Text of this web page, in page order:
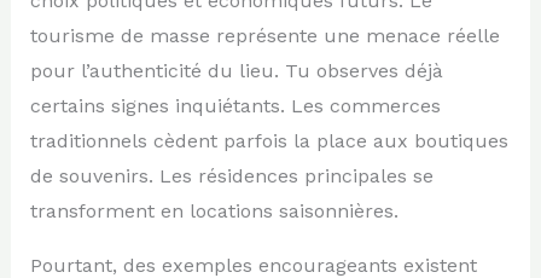
tourisme de masse représente une menace réelle
pour l’authenticité du lieu. Tu observes déjà
certains signes inquiétants. Les commerces
traditionnels cèdent parfois la place aux boutiques
de souvenirs. Les résidences principales se
transforment en locations saisonnières.
Pourtant, des exemples encourageants existent